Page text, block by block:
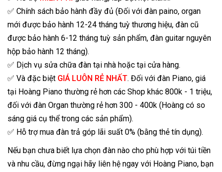
✅ Chính sách bảo hành đầy đủ (Đối với đàn paino, organ
mới được bảo hành 12-24 tháng tuỳ thương hiệu, đàn cũ
được bảo hành 6-12 tháng tuỳ sản phẩm, đàn guitar nguyên
hộp bảo hành 12 tháng).
✅ Dịch vụ sửa chữa đàn tại nhà hoặc tại cửa hàng.
✅ Và đặc biệt GIÁ LUÔN RẺ NHẤT. Đối với đàn Piano, giá
tại Hoàng Piano thường rẻ hơn các Shop khác 800k - 1 triệu,
đối với đàn Organ thường rẻ hơn 300 - 400k (Hoàng có so
sáng giá cụ thể trong các sản phẩm).
✅ Hỗ trợ mua đàn trả góp lãi suất 0% (bằng thẻ tín dụng).
Nếu bạn chưa biết lựa chọn đàn nào cho phù hợp với túi tiền
và nhu cầu, đừng ngại hãy liên hệ ngay với Hoàng Piano, bạn